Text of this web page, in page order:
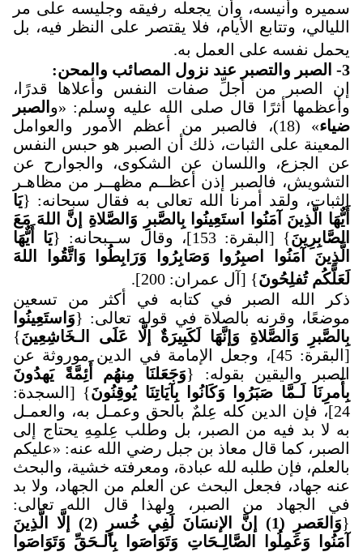
سميره وأنيسه، وأن يجعله رفيقه وجليسه على مر
الليالي، وتتابع الأيام، فلا يقتصر على النظر فيه، بل
يحمل نفسه على العمل به.
3
- الصبر والتصبر عند نزول المصائب والمحن:
إن الصبر من أجلِّ صفات النفس وأعلاها قدرًا،
وأعظمها أثرًا قال صلى الله عليه وسلم: «و الصبر
ضياء
» (18)، فالصبر من أعظم الأمور والعوامل
المعينة على الثبات، ذلك أن الصبر هو حبس النفس
عن الجزع، واللسان عن الشكوى، والجوارح عن
التشويش، فالصبر إذن أعظــم مظهــر من مظاهـر
الثبات، ولقد أمرنا الله تعالى به فقال سبحانه: {يَا
أَيٌّهَا الَّذِينَ آمَنُوا استَعِينُوا بِالصَّبرِ وَالصَّلاةِ إنَّ اللهَ مَعَ
الصَّابِرِينَ} [البقرة: 153]، وقال ســبحانه: {
يَا أَيٌّهَا
الَّذِينَ آمَنُوا اصبِرُوا وَصَابِرُوا وَرَابِطُوا وَاتَّقُوا اللهَ
لَعَلَّكُم تُفلِحُونَ} [آل عمران: 200]
.
ذكر الله الصبر في كتابه في أكثر من تسعين
موضعًا، وقرنه بالصلاة في قوله تعالى: {وَاستَعِينُوا
بِالصَّبرِ وَالصَّلاةِ وَإنَّهَا لَكَبِيرَةٌ إلَّا عَلَى الـخَاشِعِينَ}
[البقرة: 45]، وجعل الإمامة في الدين موروثة عن
الصبر واليقين بقوله: {وَجَعَلنَا مِنهُم أَئِمَّةً يَهدُونَ
بِأَمرِنَا لَـمَّا صَبَرُوا وَكَانُوا بِآيَاتِنَا يُوقِنُونَ} [السجدة:
24]، فإن الدين كله عِلمٌ بالحق وعمـل به، والعمـل
به لا بد فيه من الصبر، بل وطلب عِلمِهِ يحتاج إلى
الصبر، كما قال معاذ بن جبل رضي الله عنه: «عليكم
بالعلم، فإن طلبه لله عبادة، ومعرفته خشية، والبحث
عنه جهاد، فجعل البحث عن العلم من الجهاد، ولا بد
في الجهاد من الصبر، ولهذا قال الله تعالى:
{
وَالعَصرِ (1) إنَّ الإنسَانَ لَفِي خُسرٍ (2) إلَّا الَّذِينَ
آمَنُوا وَعَمِلُوا الصَّالِـحَاتِ وَتَوَاصَوا بِالـحَقِّ وَتَوَاصَوا